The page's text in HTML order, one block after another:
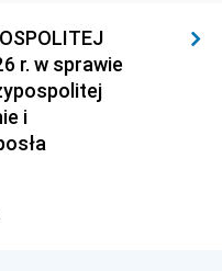
r. w sprawie
i